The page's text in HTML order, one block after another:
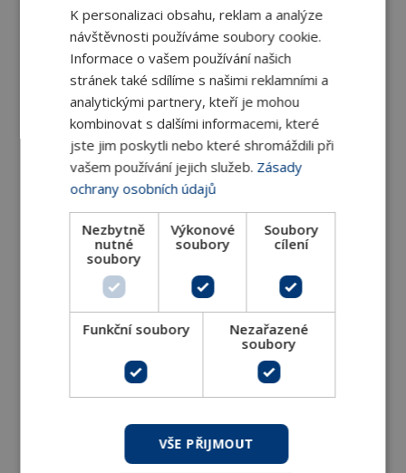
Termostatická hlavice GH M28x1,5
Termostatické hlavice GH dostupné ve více než
20ti barvách jsou přímočinné
Termostatické hlavice GS jsou přímočinné
K personalizaci obsahu, reklam a analýze
návštěvnosti používáme soubory cookie.
Informace o vašem používání našich
stránek také sdílíme s našimi reklamními a
analytickými partnery, kteří je mohou
kombinovat s dalšími informacemi, které
jste jim poskytli nebo které shromáždili při
vašem používání jejich služeb. Zásady
ochrany osobních údajů
Nezbytně
nutné
soubory
Výkonové
soubory
Soubory
cílení
Funkční soubory
Nezařazené
soubory
VŠE PŘIJMOUT